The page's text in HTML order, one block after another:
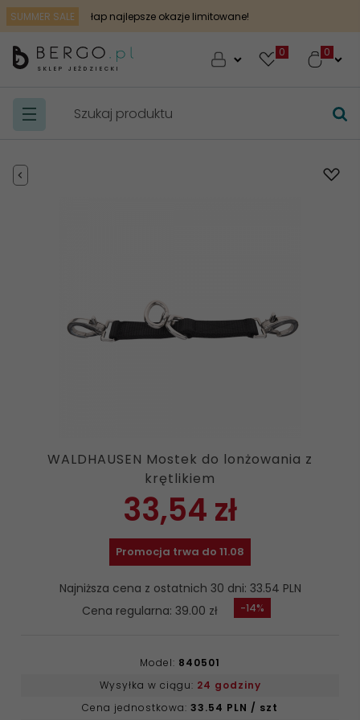
SUMMER SALE łap najlepsze okazje limitowane!
SKLEP JEŹDZIECKI
0
WALDHAUSEN Mostek do lonżowania z
krętlikiem
-14%
33,54 zł
Promocja trwa do 11.08
Najniższa cena z ostatnich 30 dni: 33.54 PLN
Cena regularna: 39.00 zł
Model: 840501
Wysyłka w ciągu: 24 godziny
Cena jednostkowa: 33.54 PLN / szt